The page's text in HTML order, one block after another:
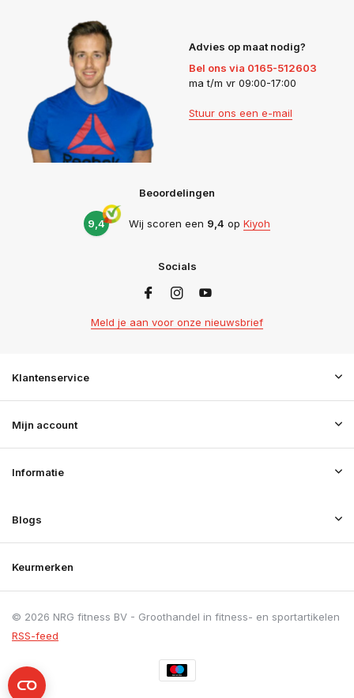
Advies op maat nodig?
Bel ons via 0165-512603
ma t/m vr 09:00-17:00
Stuur ons een e-mail
Beoordelingen
9,4 Wij scoren een 9,4 op Kiyoh
Socials
Meld je aan voor onze nieuwsbrief
Klantenservice
Mijn account
Informatie
Blogs
Keurmerken
© 2026 NRG fitness BV - Groothandel in fitness- en sportartikelen
RSS-feed